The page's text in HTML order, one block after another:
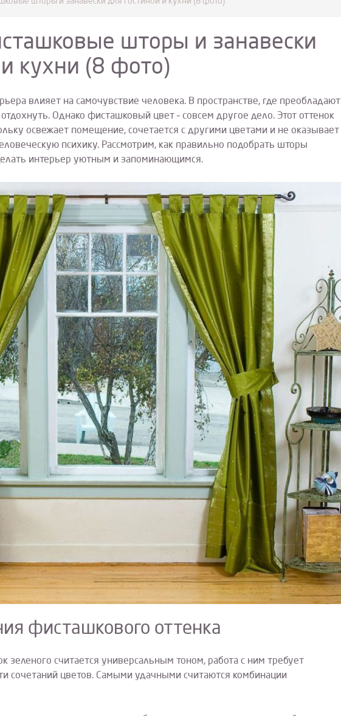
шторы и занавески
кухни (8 фото)
влияет на самочувствие человека. В пространстве, где преобладают
Однако фисташковый цвет – совсем другое дело. Этот оттенок
освежает помещение, сочетается с другими цветами и не оказывает
психику. Рассмотрим, как правильно подобрать шторы
интерьер уютным и запоминающимся.
фисташкового оттенка
зеленого считается универсальным тоном, работа с ним требует
сочетаний цветов. Самыми удачными считаются комбинации